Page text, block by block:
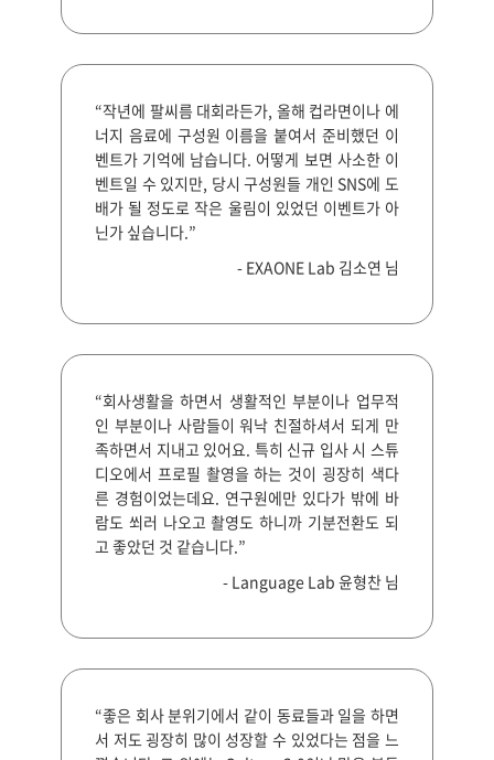
“작년에 팔씨름 대회라든가, 올해 컵라면이나 에
너지 음료에 구성원 이름을 붙여서 준비했던 이
벤트가 기억에 남습니다. 어떻게 보면 사소한 이
벤트일 수 있지만, 당시 구성원들 개인 SNS에 도
배가 될 정도로 작은 울림이 있었던 이벤트가 아
닌가 싶습니다.”
- EXAONE Lab 김소연 님
“회사생활을 하면서 생활적인 부분이나 업무적
인 부분이나 사람들이 워낙 친절하셔서 되게 만
족하면서 지내고 있어요. 특히 신규 입사 시 스튜
디오에서 프로필 촬영을 하는 것이 굉장히 색다
른 경험이었는데요. 연구원에만 있다가 밖에 바
람도 쐬러 나오고 촬영도 하니까 기분전환도 되
고 좋았던 것 같습니다.”
- Language Lab 윤형찬 님
“좋은 회사 분위기에서 같이 동료들과 일을 하면
서 저도 굉장히 많이 성장할 수 있었다는 점을 느